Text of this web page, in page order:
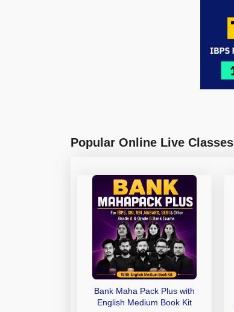
Popular Online Live Classes
Bank Maha Pack Plus with
English Medium Book Kit